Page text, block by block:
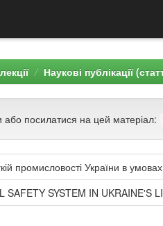
Наукові публікації
або посилатися на цей матеріал:
промисловості України в умовах
SYSTEM IN UKRAINE'S